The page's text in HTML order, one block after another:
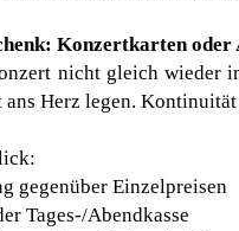
Konzertkarten oder
nicht gleich wieder
Herz legen.
gegenüber Einzelpreisen
Tages-/Abendkasse